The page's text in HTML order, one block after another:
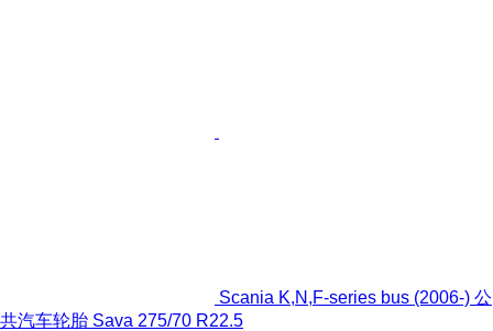
Scania K,N,F-series bus (2006-) 公
共汽车轮胎 Sava 275/70 R22.5